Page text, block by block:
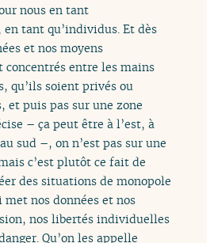
nous en tant
en tant qu’individus. Et dès
et nos moyens
concentrés entre les mains
qu’ils soient privés ou
et puis pas sur une zone
– ça peut être à l’est, à
sud –, on n’est pas sur une
c’est plutôt ce fait de
des situations de monopole
met nos données et nos
nos libertés individuelles
Qu’on les appelle